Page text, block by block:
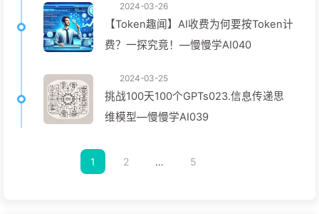
2024-03-26
【Token趣闻】AI收费为何要按Token计
费？一探究竟！—慢慢学AI040
2024-03-25
挑战100天100个GPTs023.信息传递思
维模型—慢慢学AI039
1 2 … 5